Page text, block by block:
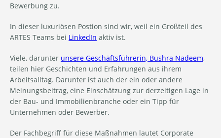
Bewerbung zu.
In dieser luxuriösen Postion sind wir, weil ein Großteil des
ARTES Teams bei LinkedIn aktiv ist.
Viele, darunter unsere Geschäftsführerin, Bushra Nadeem,
teilen hier Geschichten und Erfahrungen aus ihrem
Arbeitsalltag. Darunter ist auch der ein oder andere
Meinungsbeitrag, eine Einschätzung zur derzeitigen Lage in
der Bau- und Immobilienbranche oder ein Tipp für
Unternehmen oder Bewerber.
Der Fachbegriff für diese Maßnahmen lautet Corporate